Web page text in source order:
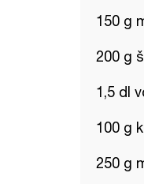
150 g
200 g
1,5 dl
100 g
250 g